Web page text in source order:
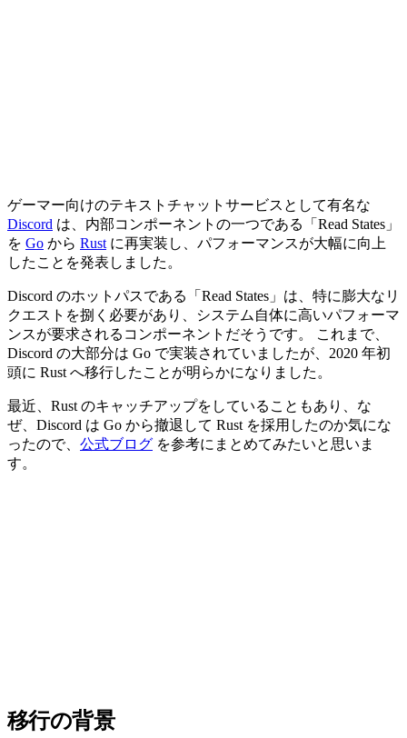
ゲーマー向けのテキストチャットサービスとして有名な
Discord は、内部コンポーネントの一つである「Read States」
を Go から Rust に再実装し、パフォーマンスが大幅に向上
したことを発表しました。
Discord のホットパスである「Read States」は、特に膨大なリ
クエストを捌く必要があり、システム自体に高いパフォーマ
ンスが要求されるコンポーネントだそうです。 これまで、
Discord の大部分は Go で実装されていましたが、2020 年初
頭に Rust へ移行したことが明らかになりました。
最近、Rust のキャッチアップをしていることもあり、な
ぜ、Discord は Go から撤退して Rust を採用したのか気にな
ったので、 公式ブログ を参考にまとめてみたいと思いま
す。
移行の背景